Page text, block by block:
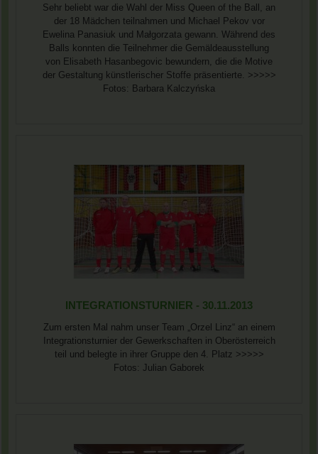
Sehr beliebt war die Wahl der Miss Queen of the Ball, an
der 18 Mädchen teilnahmen und Michael Pekov vor
Ewelina Panasiuk und Małgorzata gewann. Während des
Balls konnten die Teilnehmer die Gemäldeausstellung
von Elisabeth Hasanbegovic bewundern, die die Motive
der Gestaltung künstlerischer Stoffe präsentierte. >>>>>
Fotos: Barbara Kalczyńska
INTEGRATIONSTURNIER - 30.11.2013
Zum ersten Mal nahm unser Team „Orzel Linz“ an einem
Integrationsturnier der Gewerkschaften in Oberösterreich
teil und belegte in ihrer Gruppe den 4. Platz >>>>>
Fotos: Julian Gaborek